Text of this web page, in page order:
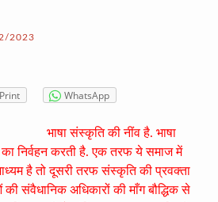
2023
Print WhatsApp
भाषा संस्कृति की नींव है. भाषा
का निर्वहन करती है. एक तरफ ये समाज में
है तो दूसरी तरफ संस्कृति की प्रवक्ता
की संवैधानिक अधिकारों की माँग बौद्धिक से